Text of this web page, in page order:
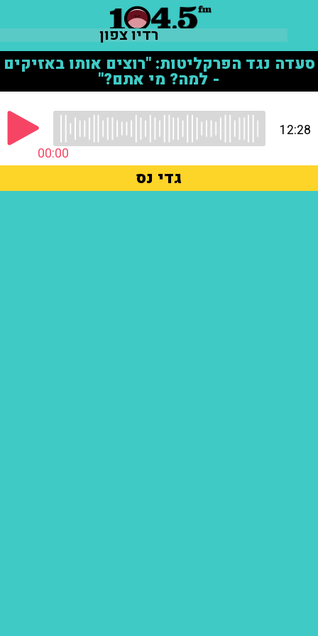
רדיו צפון
סעדה נגד הפרקליטות: "רוצים אותו באזיקים
- למה? מי אתם?"
00:00
12:28
גדי נס